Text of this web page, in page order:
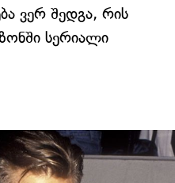
ვერ შედგა, რის
სერიალი